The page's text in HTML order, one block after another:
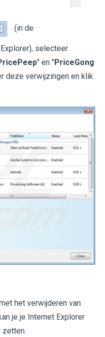
(in de
selecteer
" en "PriceGong
deze verwijzingen en klik
het verwijderen van
je je Internet Explorer
zetten.